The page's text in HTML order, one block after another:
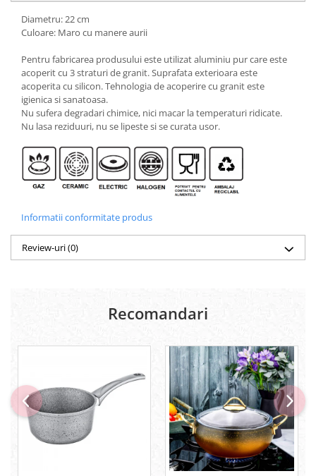
Diametru: 22 cm
Culoare: Maro cu manere aurii
Pentru fabricarea produsului este utilizat aluminiu pur care este
acoperit cu 3 straturi de granit. Suprafata exterioara este
acoperita cu silicon. Tehnologia de acoperire cu granit este
igienica si sanatoasa.
Nu sufera degradari chimice, nici macar la temperaturi ridicate.
Nu lasa reziduuri, nu se lipeste si se curata usor.
Informatii conformitate produs
Review-uri(0)
Recomandari